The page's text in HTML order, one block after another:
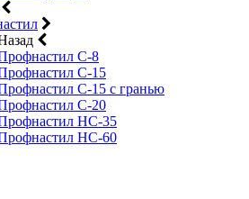
С-8
С-15
C-15 с гранью
C-20
НС-35
НС-60